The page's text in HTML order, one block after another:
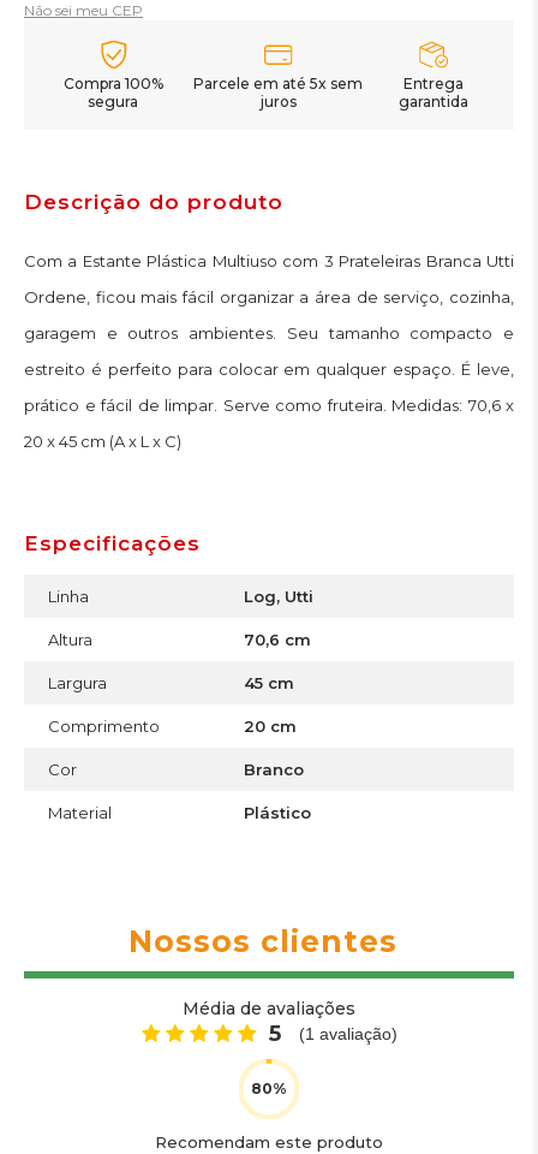
Não sei meu CEP
Compra 100%
segura
Parcele em até 5x sem
juros
Entrega
garantida
Descrição do produto
Com a Estante Plástica Multiuso com 3 Prateleiras Branca Utti
Ordene, ficou mais fácil organizar a área de serviço, cozinha,
garagem e outros ambientes. Seu tamanho compacto e
estreito é perfeito para colocar em qualquer espaço. É leve,
prático e fácil de limpar. Serve como fruteira. Medidas: 70,6 x
20 x 45 cm (A x L x C)
Especificações
Linha Log, Utti
Altura 70,6 cm
Largura 45 cm
Comprimento 20 cm
Cor Branco
Material Plástico
Nossos clientes
Média de avaliações
5 (1 avaliação)
Recomendam este produto